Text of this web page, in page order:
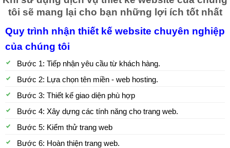
tôi sẽ mang lại cho bạn những lợi ích tốt nhất
Quy trình nhận thiết kế website chuyên nghiệp
của chúng tôi
Bước 1: Tiếp nhận yêu cầu từ khách hàng.
Bước 2: Lựa chọn tên miền - web hosting.
Bước 3: Thiết kế giao diện phù hợp
Bước 4: Xây dựng các tính năng cho trang web.
Bước 5: Kiểm thử trang web
Bước 6: Hoàn thiện trang web.